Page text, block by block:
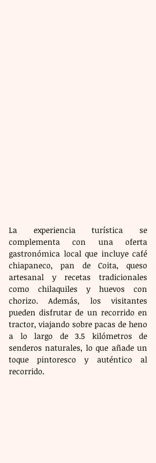
La experiencia turística se
complementa con una oferta
gastronómica local que incluye café
chiapaneco, pan de Coita, queso
artesanal y recetas tradicionales
como chilaquiles y huevos con
chorizo. Además, los visitantes
pueden disfrutar de un recorrido en
tractor, viajando sobre pacas de heno
a lo largo de 3.5 kilómetros de
senderos naturales, lo que añade un
toque pintoresco y auténtico al
recorrido.